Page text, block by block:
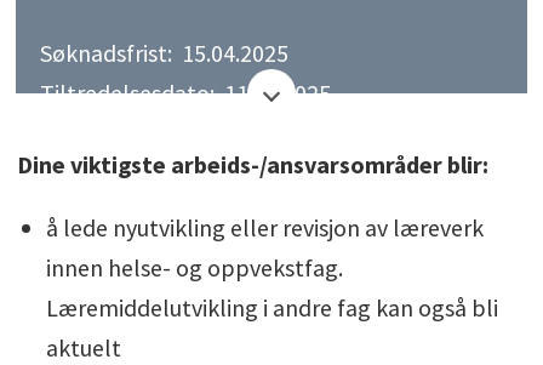
Søknadsfrist: 15.04.2025
Tiltredelsesdato: 11.08.2025
Sted: Oslo
Stillingstittel: Redaktør Yrkesfag
Heltid / Deltid: Heltid
Ansettelsesform: Fast
Dine viktigste arbeids-/ansvarsområder blir:
å lede nyutvikling eller revisjon av læreverk
innen helse- og oppvekstfag.
Læremiddelutvikling i andre fag kan også bli
aktuelt